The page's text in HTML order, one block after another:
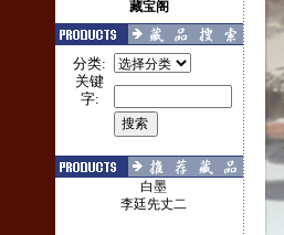
藏宝阁
分类:
关键
字:
白墨
李廷先丈二